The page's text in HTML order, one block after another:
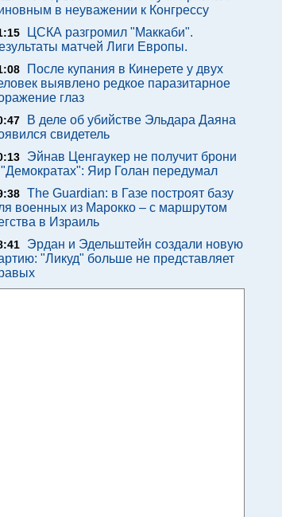
в неуважении к Конгрессу
ЦСКА разгромил "Маккаби".
матчей Лиги Европы.
После купания в Кинерете у двух
выявлено редкое паразитарное
глаз
В деле об убийстве Эльдара Даяна
свидетель
Эйнав Ценгаукер не получит брони
Яир Голан передумал
The Guardian: в Газе построят базу
военных из Марокко – с маршрутом
в Израиль
Эрдан и Эдельштейн создали новую
"Ликуд" больше не представляет